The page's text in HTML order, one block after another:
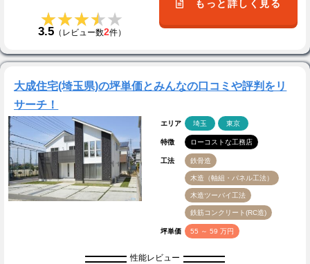
★★★★★
★★★★★
3.5（レビュー数2件）
もっと詳しく見る
大成住宅(埼玉県)の坪単価とみんなの口コミや評判をリ
サーチ！
エリア 埼玉 東京
特徴 ローコストな工務店
工法 鉄骨造
木造（軸組・パネル工法）
木造ツーバイ工法
鉄筋コンクリート(RC造)
坪単価 55 ～ 59 万円
性能レビュー